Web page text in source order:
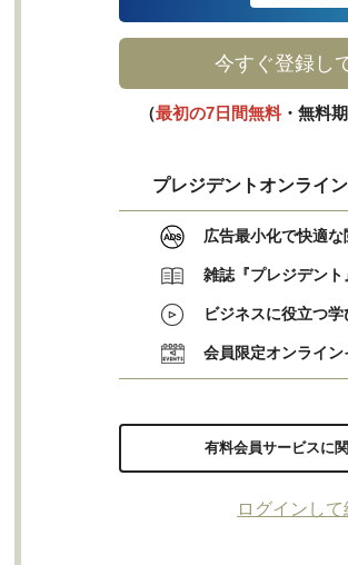
今すぐ登録し
（最初の7日間無料・無料
プレジデントオンライ
広告最小化で快適な
雑誌『プレジデン
ビジネスに役立つ
会員限定オンライン
有料会員サービスに
ログインし